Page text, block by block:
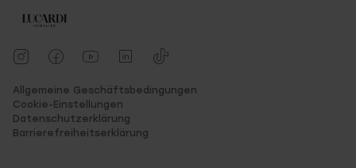
Allgemeine Geschäftsbedingungen
Cookie-Einstellungen
Datenschutzerklärung
Barrierefreiheitserklärung